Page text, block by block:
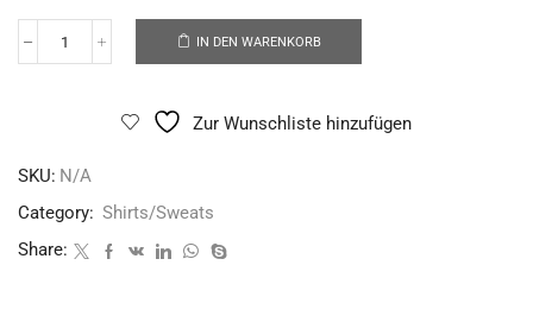
IN DEN WARENKORB
Zur Wunschliste hinzufügen
SKU: N/A
Category: Shirts/Sweats
Share: